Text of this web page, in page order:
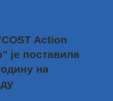
Action
је поставила
на